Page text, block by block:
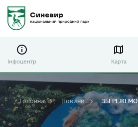
Інфоцентр Карта
Головна Новини